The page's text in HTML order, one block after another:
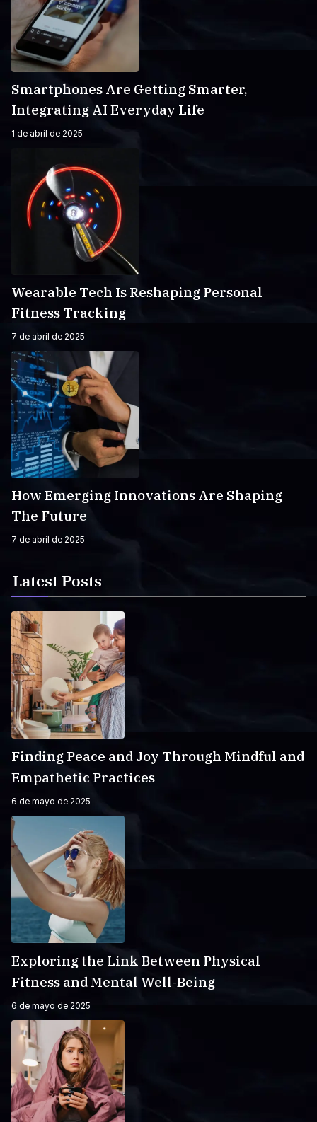
Smartphones Are Getting Smarter,
Integrating AI Everyday Life
1 de abril de 2025
Wearable Tech Is Reshaping Personal
Fitness Tracking
7 de abril de 2025
How Emerging Innovations Are Shaping
The Future
7 de abril de 2025
Latest Posts
Finding Peace and Joy Through Mindful and
Empathetic Practices
6 de mayo de 2025
Exploring the Link Between Physical
Fitness and Mental Well-Being
6 de mayo de 2025